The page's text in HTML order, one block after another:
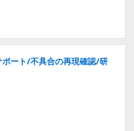
ート/不具合の再現確認/研